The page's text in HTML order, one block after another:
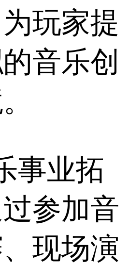
玩家提
音乐创
事业拓
参加音
现场演